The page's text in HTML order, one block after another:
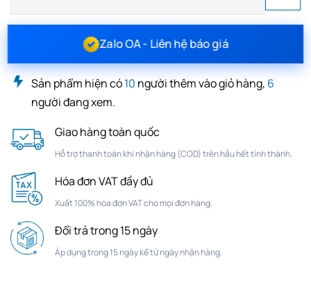
Zalo OA - Liên hệ báo giá
Sản phẩm hiện có10 người thêm vào giỏ hàng, 6
người đang xem.
Giao hàng toàn quốc
Hỗ trợ thanh toán khi nhận hàng (COD) trên hầu hết tỉnh thành.
Hóa đơn VAT đầy đủ
Xuất 100% hóa đơn VAT cho mọi đơn hàng.
Đổi trả trong 15 ngày
Áp dụng trong 15 ngày kể từ ngày nhận hàng.